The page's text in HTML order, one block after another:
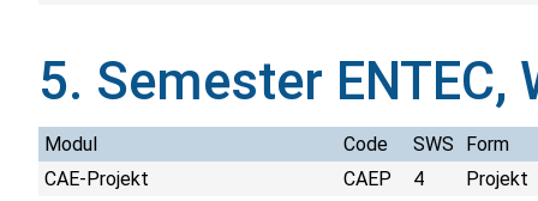
5. Semester
Modul Code SWS
Form
CAE-Projekt
CAEP 4
Projekt